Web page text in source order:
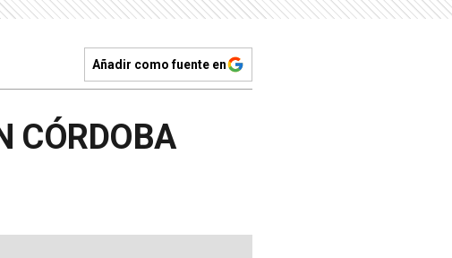
Añadir como fuente en
CÓRDOBA